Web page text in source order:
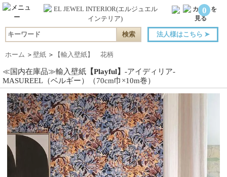
0
法人様はこちら ➤
ホーム ＞ 壁紙 ＞ 【輸入壁紙】 花柄
≪国内在庫品≫輸入壁紙 【Playful】 -アイディリア-
MASUREEL（ベルギー）（70cm巾×10m巻）